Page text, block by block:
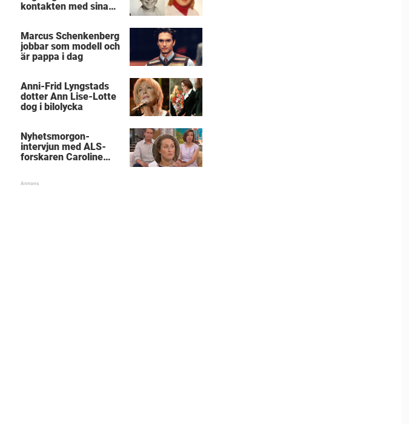
kontakten med sina
Marcus Schenkenberg
jobbar som modell och
är pappa i dag
Anni-Frid Lyngstads
dotter Ann Lise-Lotte
dog i bilolycka
Nyhetsmorgon-
intervjun med ALS-
forskaren Caroline